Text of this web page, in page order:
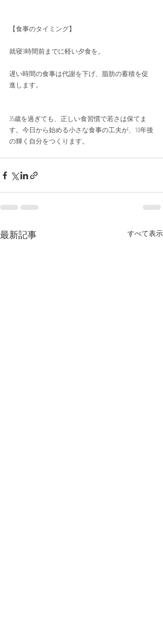
【食事のタイミング】
就寝3時間前までに軽い夕食を。
遅い時間の食事は代謝を下げ、脂肪の蓄積を促
進します。
35歳を過ぎても、正しい食習慣で若さは保てま
す。今日から始める小さな食事の工夫が、10年後
の輝く自分をつくります。
最新記事 すべて表示